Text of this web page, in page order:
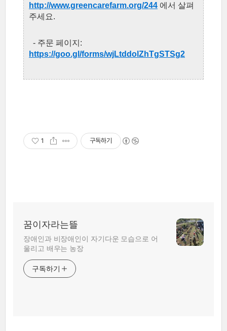
http://www.greencarefarm.org/244 에서 살펴
주세요.
- 주문 페이지:
https://goo.gl/forms/wjLtddolZhTgSTSg2
1 구독하기
꿈이자라는뜰
장애인과 비장애인이 자기다운 모습으로 어
울리고 배우는 농장
구독하기